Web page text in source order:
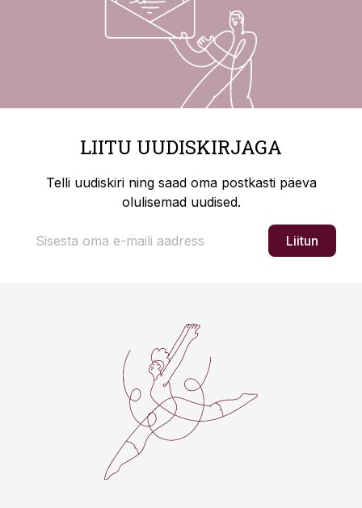
LIITU UUDISKIRJAGA
Telli uudiskiri ning saad oma postkasti päeva
olulisemad uudised.
Liitun